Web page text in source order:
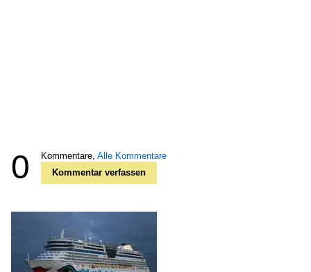
0 Kommentare, Alle Kommentare
Kommentar verfassen